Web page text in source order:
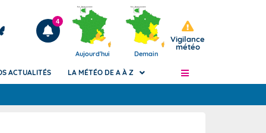
Articles
4
Aujourd'hui Demain
Vigilance
météo
ACTUALITÉS LA MÉTÉO DE A À Z